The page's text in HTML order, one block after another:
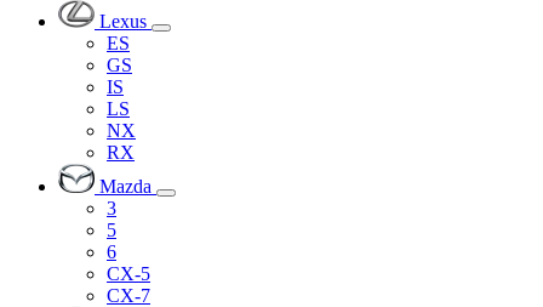
Lexus
ES
GS
IS
LS
NX
RX
Mazda
3
5
6
CX-5
CX-7